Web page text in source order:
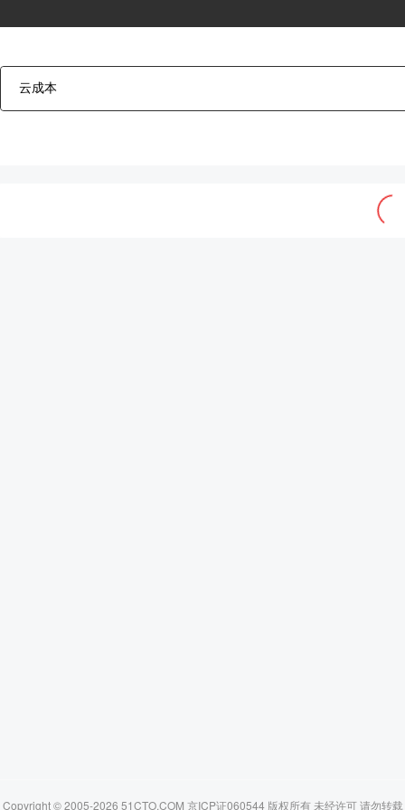
Copyright © 2005-2026 51CTO.COM 京ICP证060544 版权所有 未经许可 请勿转载